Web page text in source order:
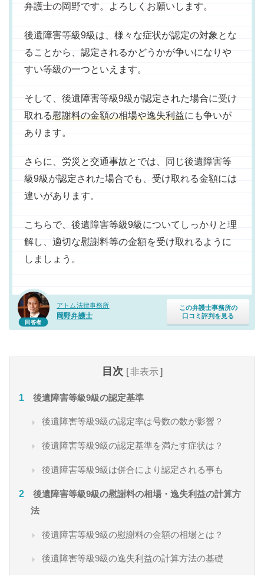
回答者
アトム法律事務所
岡野弁護士
この弁護士事務所の
口コミ評判を見る
弁護士の岡野です。よろしくお願いします。
後遺障害等級9級は、様々な症状が認定の対象とな
ることから、認定されるかどうかが争いになりや
すい等級の一つといえます。
そして、後遺障害等級9級が認定された場合に受け
取れる慰謝料の金額の相場や逸失利益にも争いが
あります。
さらに、労災と交通事故とでは、同じ後遺障害等
級9級が認定された場合でも、受け取れる金額には
違いがあります。
こちらで、後遺障害等級9級についてしっかりと理
解し、適切な慰謝料等の金額を受け取れるように
しましょう。
目次 [非表示]
後遺障害等級9級の認定基準
後遺障害等級9級の認定率は号数の数が影響？
後遺障害等級9級の認定基準を満たす症状は？
後遺障害等級9級は併合により認定される事も
後遺障害等級9級の慰謝料の相場・逸失利益の計算方
法
後遺障害等級9級の慰謝料の金額の相場とは？
後遺障害等級9級の逸失利益の計算方法の基礎